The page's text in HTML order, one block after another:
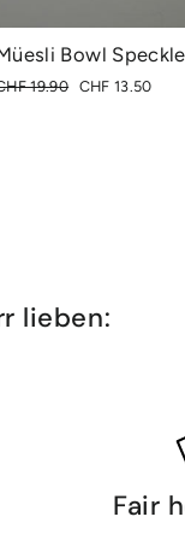
Bowl
19.90 Sonderpreis
CHF 13.50
lieben:
Fair